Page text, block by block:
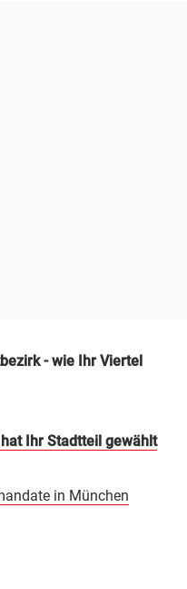
- wie Ihr Viertel
Ihr Stadtteil gewählt
in München